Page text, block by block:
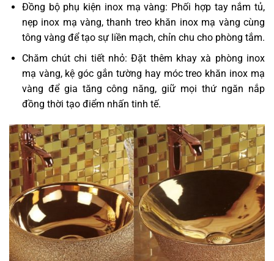
Đồng bộ phụ kiện inox mạ vàng: Phối hợp tay nắm tủ,
nẹp inox mạ vàng, thanh treo khăn inox mạ vàng cùng
tông vàng để tạo sự liền mạch, chỉn chu cho phòng tắm.
Chăm chút chi tiết nhỏ: Đặt thêm khay xà phòng inox
mạ vàng, kệ góc gắn tường hay móc treo khăn inox mạ
vàng để gia tăng công năng, giữ mọi thứ ngăn nắp
đồng thời tạo điểm nhấn tinh tế.